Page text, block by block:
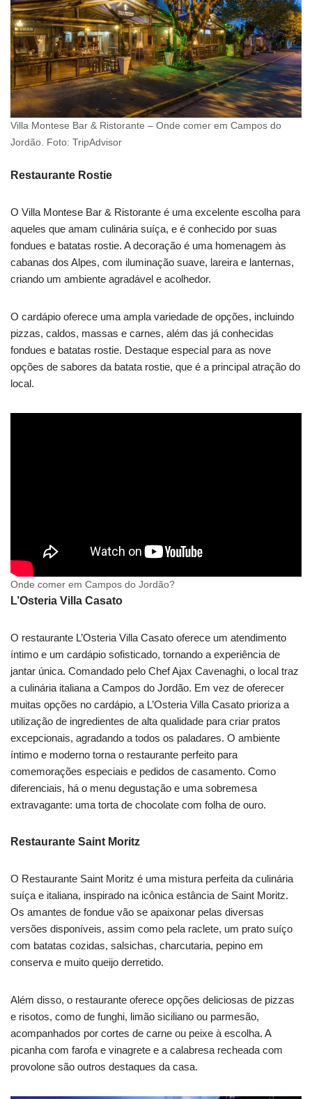
Villa Montese Bar & Ristorante – Onde comer em Campos do
Jordão. Foto: TripAdvisor
Restaurante Rostie
O Villa Montese Bar & Ristorante é uma excelente escolha para
aqueles que amam culinária suíça, e é conhecido por suas
fondues e batatas rostie. A decoração é uma homenagem às
cabanas dos Alpes, com iluminação suave, lareira e lanternas,
criando um ambiente agradável e acolhedor.
O cardápio oferece uma ampla variedade de opções, incluindo
pizzas, caldos, massas e carnes, além das já conhecidas
fondues e batatas rostie. Destaque especial para as nove
opções de sabores da batata rostie, que é a principal atração do
local.
Onde comer em Campos do Jordão?
L’Osteria Villa Casato
O restaurante L’Osteria Villa Casato oferece um atendimento
íntimo e um cardápio sofisticado, tornando a experiência de
jantar única. Comandado pelo Chef Ajax Cavenaghi, o local traz
a culinária italiana a Campos do Jordão. Em vez de oferecer
muitas opções no cardápio, a L’Osteria Villa Casato prioriza a
utilização de ingredientes de alta qualidade para criar pratos
excepcionais, agradando a todos os paladares. O ambiente
íntimo e moderno torna o restaurante perfeito para
comemorações especiais e pedidos de casamento. Como
diferenciais, há o menu degustação e uma sobremesa
extravagante: uma torta de chocolate com folha de ouro.
Restaurante Saint Moritz
O Restaurante Saint Moritz é uma mistura perfeita da culinária
suíça e italiana, inspirado na icônica estância de Saint Moritz.
Os amantes de fondue vão se apaixonar pelas diversas
versões disponíveis, assim como pela raclete, um prato suíço
com batatas cozidas, salsichas, charcutaria, pepino em
conserva e muito queijo derretido.
Além disso, o restaurante oferece opções deliciosas de pizzas
e risotos, como de funghi, limão siciliano ou parmesão,
acompanhados por cortes de carne ou peixe à escolha. A
picanha com farofa e vinagrete e a calabresa recheada com
provolone são outros destaques da casa.